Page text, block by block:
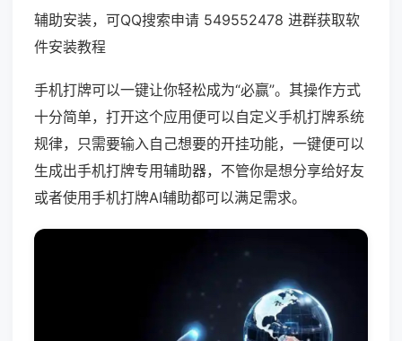
辅助安装，可QQ搜索申请 549552478 进群获取软
件安装教程
手机打牌可以一键让你轻松成为“必赢”。其操作方式
十分简单，打开这个应用便可以自定义手机打牌系统
规律，只需要输入自己想要的开挂功能，一键便可以
生成出手机打牌专用辅助器，不管你是想分享给好友
或者使用手机打牌AI辅助都可以满足需求。